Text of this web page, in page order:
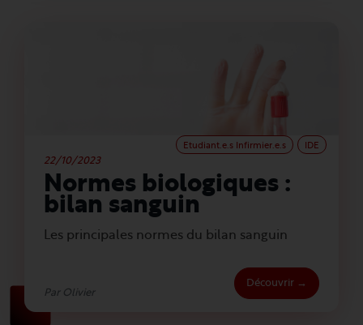
IDE
Etudiant.e.s Infirmier.e.s
22/10/2023
Normes biologiques :
bilan sanguin
Les principales normes du bilan sanguin
Par Olivier
Découvrir →